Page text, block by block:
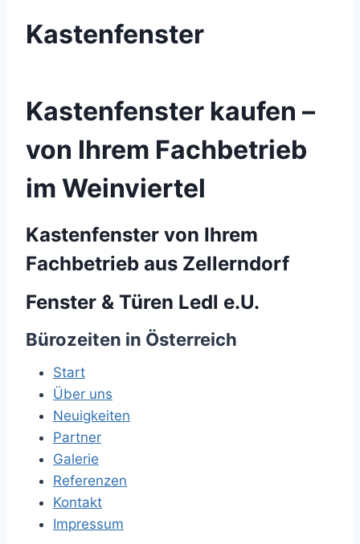
Kastenfenster
Kastenfenster kaufen –
von Ihrem Fachbetrieb
im Weinviertel
Kastenfenster von Ihrem
Fachbetrieb aus Zellerndorf
Fenster & Türen Ledl e.U.
Bürozeiten in Österreich
Start
Über uns
Neuigkeiten
Partner
Galerie
Referenzen
Kontakt
Impressum